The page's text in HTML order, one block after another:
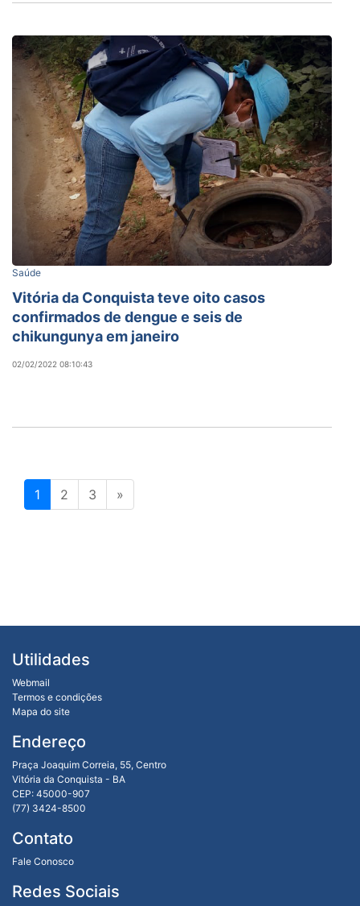
Saúde
Vitória da Conquista teve oito casos
confirmados de dengue e seis de
chikungunya em janeiro
02/02/2022 08:10:43
1 2 3 »
Utilidades
Webmail
Termos e condições
Mapa do site
Endereço
Praça Joaquim Correia, 55, Centro
Vitória da Conquista - BA
CEP: 45000-907
(77) 3424-8500
Contato
Fale Conosco
Redes Sociais